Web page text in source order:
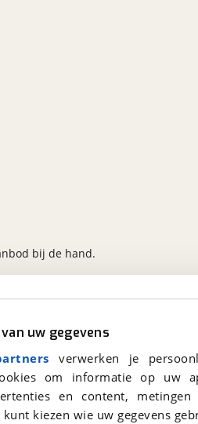
uw gegevens
verwerken je
om informatie op
en content,
kiezen wie uw gegevens
bij de hand.